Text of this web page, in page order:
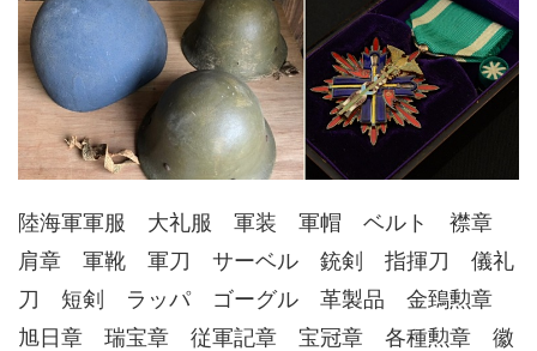
陸海軍軍服 大礼服 軍装 軍帽 ベルト 襟章
肩章 軍靴 軍刀 サーベル 銃剣 指揮刀 儀礼
刀 短剣 ラッパ ゴーグル 革製品 金鵄勲章
旭日章 瑞宝章 従軍記章 宝冠章 各種勲章 徽